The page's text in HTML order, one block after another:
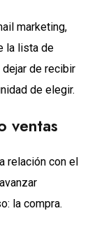
marketing,
la lista de
de recibir
de elegir.
ventas
relación con el
la compra.